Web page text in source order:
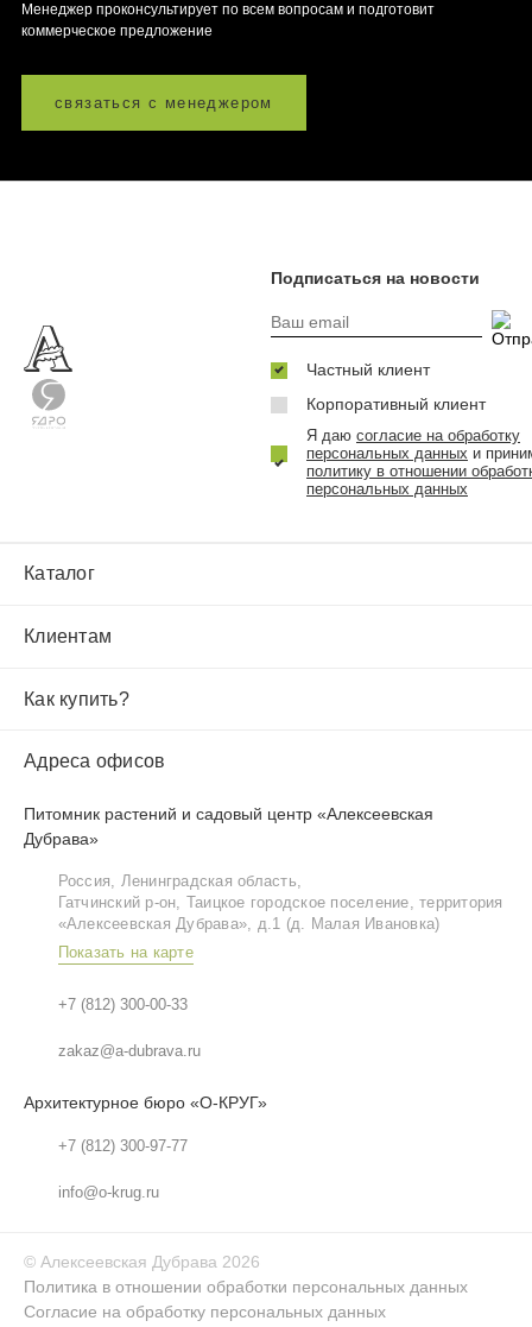
Менеджер проконсультирует по всем вопросам и подготовит
коммерческое предложение
связаться с менеджером
Каталог
Клиентам
Как купить?
Адреса офисов
Питомник растений и садовый центр «Алексеевская
Дубрава»
Россия, Ленинградская область,
Гатчинский р‑он, Таицкое городское поселение, территория
«Алексеевская Дубрава», д.1 (д. Малая Ивановка)
Показать на карте
+7 (812) 300-00-33
zakaz@a-dubrava.ru
Архитектурное бюро «О-КРУГ»
+7 (812) 300-97-77
info@o-krug.ru
Подписаться на новости
Частный клиент
Корпоративный клиент
Я даю согласие на обработку
персональных данных и
политику в отношении
персональных данных
© Алексеевская Дубрава 2026
Политика в отношении обработки персональных данных
Согласие на обработку персональных данных